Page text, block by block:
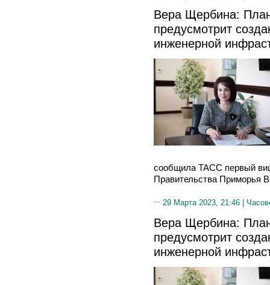
Вера Щербина: План
предусмотрит
инженерной
сообщила ТАСС первый
Правительства Приморья
29 Марта 2023, 21:46 |
Вера Щербина: План
предусмотрит
инженерной